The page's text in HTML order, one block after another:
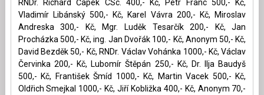
RNDr. Richard Čapek CSc. 400,- Kč, Petr Franc 500,- Kč,
Vladimír Libánský 500,- Kč, Karel Vávra 200,- Kč, Miroslav
Andreska 300,- Kč, Mgr. Luděk Tesarčík 200,- Kč, Jan
Procházka 500,- Kč, ing. Jan Dvořák 100,- Kč, Anonym 50,- Kč,
David Bezděk 50,- Kč, RNDr. Václav Vohánka 1000,- Kč, Václav
Červinka 200,- Kč, Lubomír Štěpán 250,- Kč, Dr. Ilja Baudyš
500,- Kč, František Šmíd 1000,- Kč, Martin Vacek 500,- Kč,
Oldřich Smejkal 1000,- Kč, Jiří Kobližka 400,- Kč, Anonym 70,-